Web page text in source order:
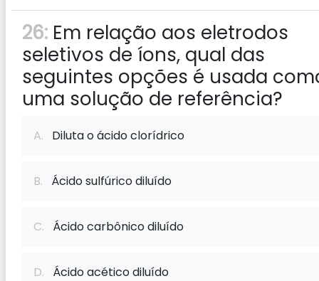
26: Em relação aos eletrodos
seletivos de íons, qual das
seguintes opções é usada
uma solução de referência?
A. Diluta o ácido clorídrico
B. Ácido sulfúrico diluído
C. Ácido carbônico diluído
D. Ácido acético diluído